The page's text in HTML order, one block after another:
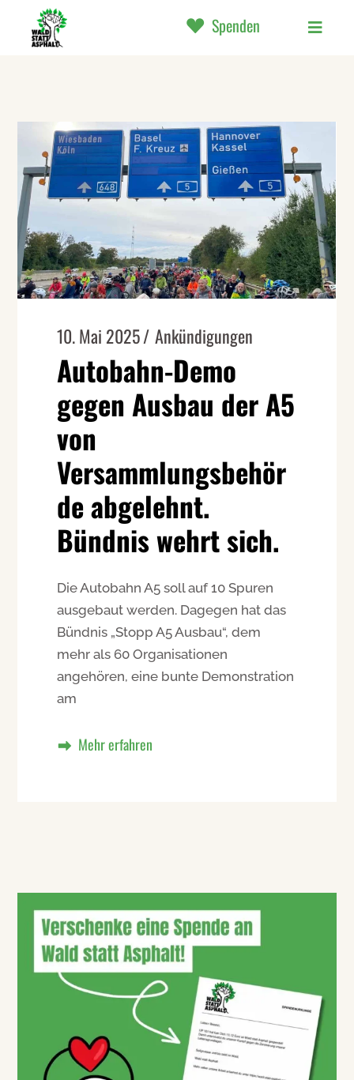
Spenden
10. Mai 2025 Ankündigungen
Autobahn-Demo
gegen Ausbau der A5
von
Versammlungsbehör
de abgelehnt.
Bündnis wehrt sich.
Die Autobahn A5 soll auf 10 Spuren
ausgebaut werden. Dagegen hat das
Bündnis „Stopp A5 Ausbau“, dem
mehr als 60 Organisationen
angehören, eine bunte Demonstration
am